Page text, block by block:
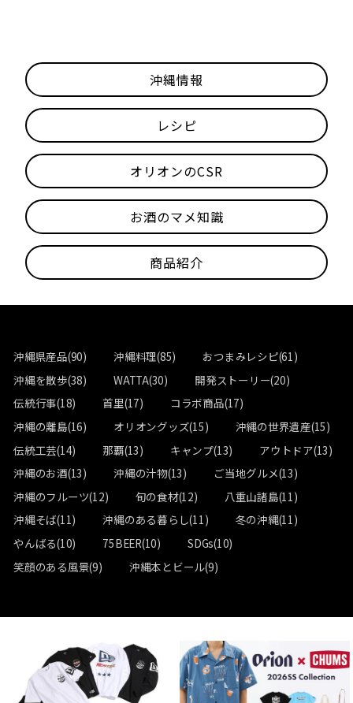
沖縄情報
レシピ
オリオンのCSR
お酒のマメ知識
商品紹介
沖縄県産品(90) 沖縄料理(85)
おつまみレシピ(61)
沖縄を散歩(38)
WATTA(30)
開発ストーリー(20)
伝統行事(18)
首里(17)
コラボ商品(17)
沖縄の離島(16)
オリオングッズ(15)
沖縄の世界遺産(15)
伝統工芸(14)
那覇(13) キャンプ(13)
アウトドア(13)
沖縄のお酒(13)
沖縄の汁物(13)
ご当地グルメ(13)
沖縄のフルーツ(12)
旬の食材(12)
八重山諸島(11)
沖縄そば(11)
沖縄のある暮らし(11)
冬の沖縄(11)
やんばる(10)
75BEER(10)
SDGs(10)
笑顔のある風景(9)
沖縄本とビール(9)